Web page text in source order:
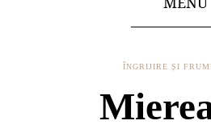
ÎNGRIJIRE ȘI